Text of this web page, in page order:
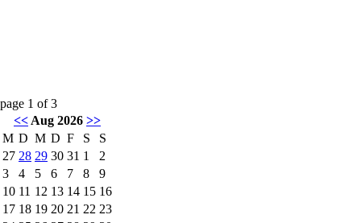
page 1 of3
<< Aug 2026 >>
M D M D F S
S
27 28 29 30 31 1
2
3
4 5 6 7 8
9
10 11 12 13 14 15 16
17 18 19 20 21 22 23